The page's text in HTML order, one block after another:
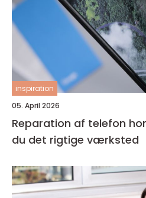
inspiration
05. April 2026
Reparation af telefon horsens
du det rigtige værksted